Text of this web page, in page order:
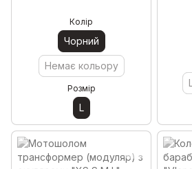
Колір
Чорний
Немає кольору
Розмір
L
L